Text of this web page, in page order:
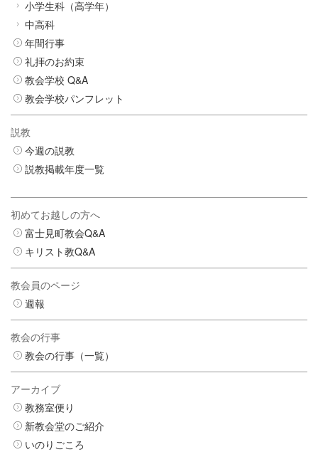
小学生科（高学年）
中高科
年間行事
礼拝のお約束
教会学校 Q&A
教会学校パンフレット
説教
今週の説教
説教掲載年度一覧
初めてお越しの方へ
富士見町教会Q&A
キリスト教Q&A
教会員のページ
週報
教会の行事
教会の行事（一覧）
アーカイブ
教務室便り
新教会堂のご紹介
いのりごころ